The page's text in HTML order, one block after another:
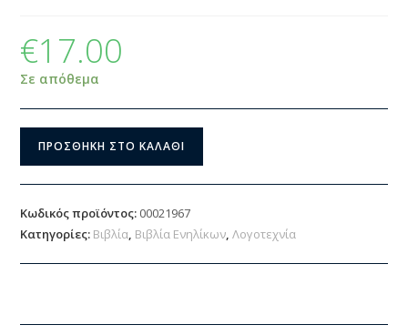
€17.00
Σε απόθεμα
ΠΡΟΣΘΉΚΗ ΣΤΟ ΚΑΛΆΘΙ
Κωδικός προϊόντος: 00021967
Κατηγορίες: Βιβλία, Βιβλία Ενηλίκων,Λογοτεχνία